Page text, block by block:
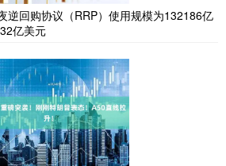
逆回购协议（RRP）使用规模为132186亿
亿美元